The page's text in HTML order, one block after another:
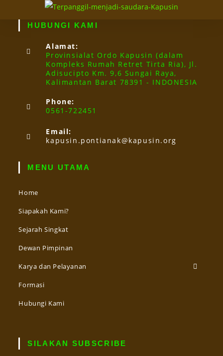
HUBUNGI KAMI
Alamat:
Provinsialat Ordo Kapusin (dalam
Kompleks Rumah Retret Tirta Ria), Jl.
Adisucipto Km. 9,6 Sungai Raya,
Kalimantan Barat 78391 - INDONESIA
Phone:
0561-722451
Email:
kapusin.pontianak@kapusin.org
MENU UTAMA
Home
Siapakah Kami?
Sejarah Singkat
Dewan Pimpinan
Karya dan Pelayanan
Formasi
Hubungi Kami
SILAKAN SUBSCRIBE